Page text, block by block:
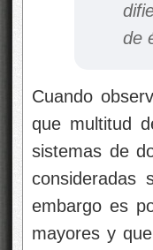
de
Cuando
que multitud
sistemas de
consideradas
embargo es
mayores y